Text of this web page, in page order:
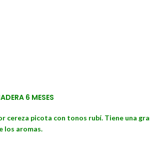
6 MESES
cereza picota con tonos rubí. Tiene una
los aromas.